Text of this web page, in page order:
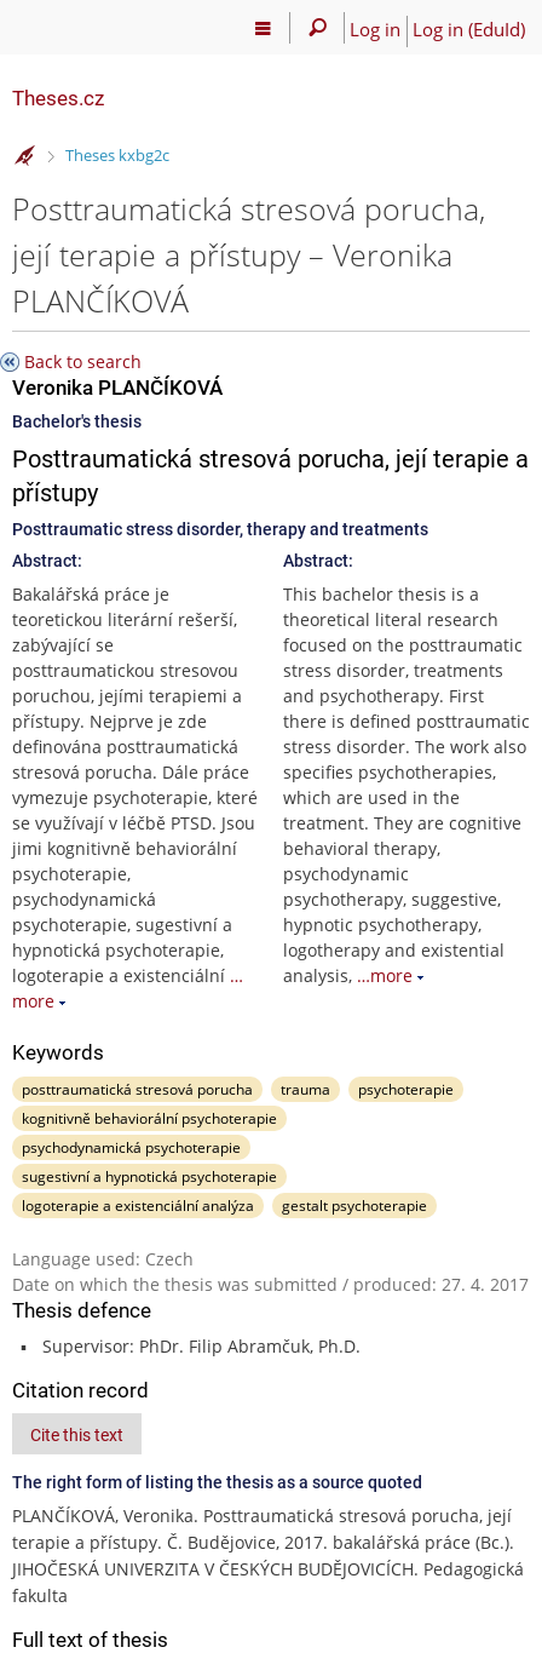
Log in Log in (EduId)
Theses.cz
>
Theses kxbg2c
Posttraumatická stresová porucha,
její terapie a přístupy – Veronika
PLANČÍKOVÁ
Back to search
Veronika PLANČÍKOVÁ
Bachelor's thesis
Posttraumatická stresová porucha, její terapie a
přístupy
Posttraumatic stress disorder, therapy and treatments
Abstract:
Bakalářská práce je
teoretickou literární rešerší,
zabývající se
posttraumatickou stresovou
poruchou, jejími terapiemi a
přístupy. Nejprve je zde
definována posttraumatická
stresová porucha. Dále práce
vymezuje psychoterapie, které
se využívají v léčbě PTSD. Jsou
jimi kognitivně behaviorální
psychoterapie,
psychodynamická
psychoterapie, sugestivní a
hypnotická psychoterapie,
logoterapie a existenciální …
more
Abstract:
This bachelor thesis is a
theoretical literal research
focused on the posttraumatic
stress disorder, treatments
and psychotherapy. First
there is defined posttraumatic
stress disorder. The work also
specifies psychotherapies,
which are used in the
treatment. They are cognitive
behavioral therapy,
psychodynamic
psychotherapy, suggestive,
hypnotic psychotherapy,
logotherapy and existential
analysis, …more
Keywords
posttraumatická stresová porucha trauma
psychoterapie
kognitivně behaviorální psychoterapie
psychodynamická psychoterapie
sugestivní a hypnotická psychoterapie
logoterapie a existenciální analýza
gestalt psychoterapie
Language used: Czech
Date on which the thesis was submitted / produced: 27. 4. 2017
Thesis defence
Supervisor: PhDr. Filip Abramčuk, Ph.D.
Citation record
Cite this text
The right form of listing the thesis as a source quoted
PLANČÍKOVÁ, Veronika. Posttraumatická stresová porucha, její
terapie a přístupy. Č. Budějovice, 2017. bakalářská práce (Bc.).
JIHOČESKÁ UNIVERZITA V ČESKÝCH BUDĚJOVICÍCH. Pedagogická
fakulta
Full text of thesis